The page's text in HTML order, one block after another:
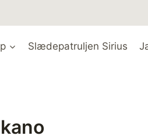
Slædepatruljen Sirius